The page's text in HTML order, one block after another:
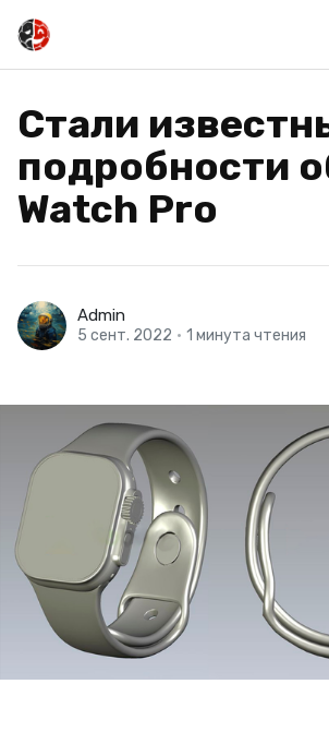
Стали
подробности
Watch Pro
Admin
5 сент. 2022 • 1 минута чтения